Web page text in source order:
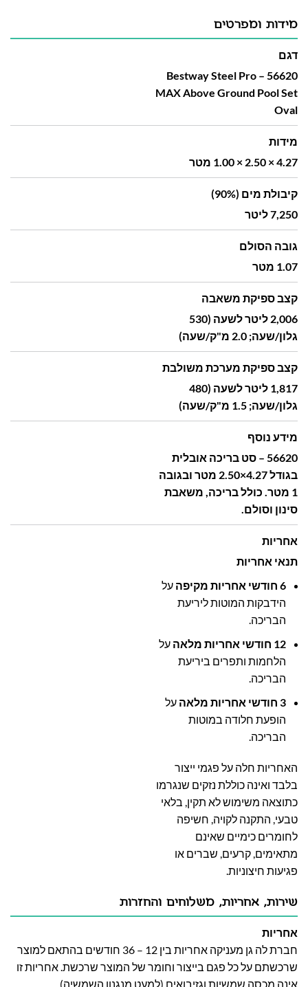
מידות ומפרטים
דגם
56620 – Bestway Steel Pro
MAX Above Ground Pool Set
Oval
מידות
4.27 × 2.50 × 1.00 מטר
קיבולת מים (90%)
7,250 ליטר
גובה הסולם
1.07 מטר
קצב ספיקת משאבה
2,006 ליטר לשעה (530
גלון/שעה; 2.0 מ"ק/שעה)
קצב ספיקת מערכת משולבת
1,817 ליטר לשעה (480
גלון/שעה; 1.5 מ"ק/שעה)
מידע נוסף
56620 – סט בריכה אובלית
בגודל 4.27×2.50 מטר ובגובה
1 מטר. כולל בריכה, משאבת
סינון וסולם.
אחריות
תנאי אחריות
6 חודשי אחריות מקיפה
על
הידבקות המוטות ליריעת
הבריכה.
12 חודשי אחריות מלאה
על
הלחמות ותפרים ביריעת
הבריכה.
3 חודשי אחריות מלאה
על
הופעת חלודה במוטות
הבריכה.
האחריות חלה על פגמי ייצור
בלבד ואינה כוללת נזקים שנגרמו
כתוצאה משימוש לא תקין, בלאי
טבעי, התקנה לקויה, חשיפה
לחומרים כימיים שאינם
מתאימים, קרעים, שברים או
פגיעות חיצוניות.
שירות, אחריות, משלוחים והחזרות
אחריות
חברת לה גן מעניקה אחריות בין 12 – 36 חודשים בהתאם למוצר
שרכשתם על כל פגם בייצור וחומר של המוצר שרכשת. אחריות זו
אינה מכסה שמשיות וגזיבואים (למעט מנגנון השמשיה).